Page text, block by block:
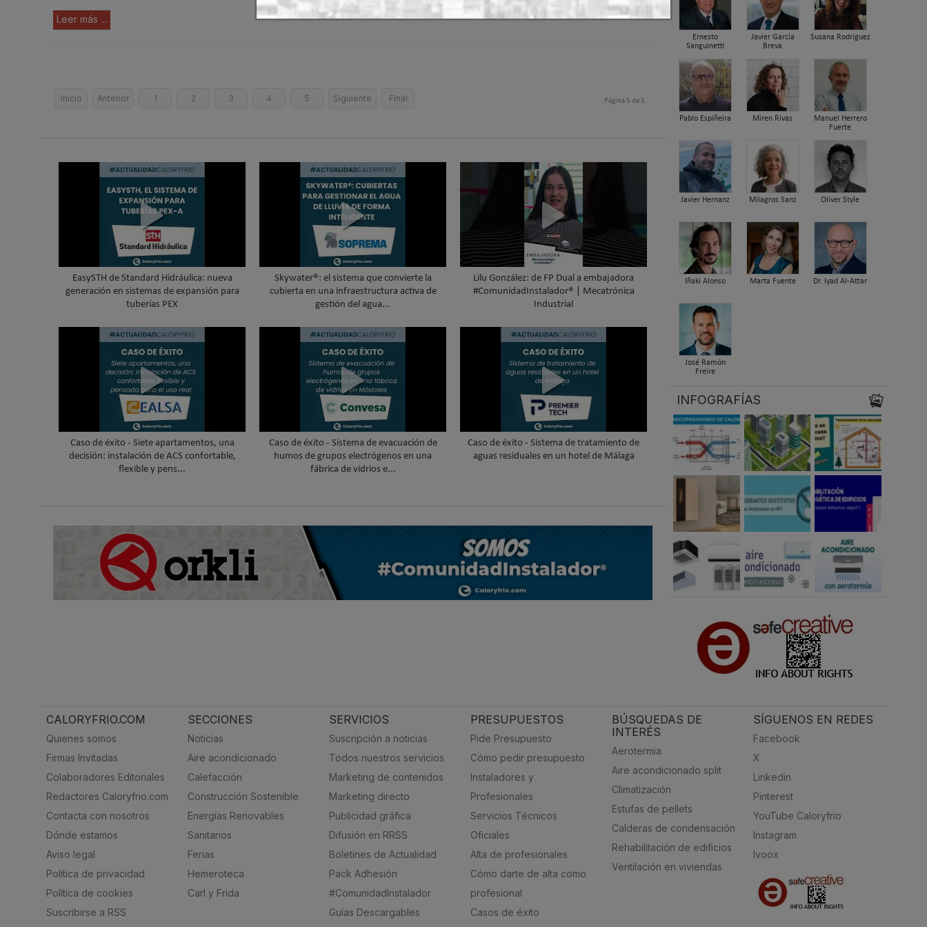
Leer más ...
Inicio Anterior 1 2 3 4 5 Siguiente Final Página 5 de 5
EasySTH de Standard Hidráulica: nueva
generación en sistemas de expansión para
tuberías PEX
Skywater®: el sistema que convierte la
cubierta en una infraestructura activa de
gestión del agua...
Lilu González: de FP Dual a embajadora
#ComunidadInstalador® | Mecatrónica
Industrial
Caso de éxito - Siete apartamentos, una
decisión: instalación de ACS confortable,
flexible y pens...
Caso de éxito - Sistema de evacuación de
humos de grupos electrógenos en una
fábrica de vidrios e...
Caso de éxito - Sistema de tratamiento de
aguas residuales en un hotel de Málaga
Ernesto
Sanguinetti
Javier García
Breva
Susana Rodriguez
Pablo Espiñeira Miren Rivas
Manuel Herrero
Fuerte
Javier Hernanz Milagros Sanz Oliver Style
Iñaki Alonso Marta Fuente Dr. Iyad Al-Attar
José Ramón
Freire
INFOGRAFÍAS
CALORYFRIO.COM
Quienes somos
Firmas Invitadas
Colaboradores Editoriales
Redactores Caloryfrio.com
Contacta con nosotros
Dónde estamos
Aviso legal
Política de privacidad
Política de cookies
Suscribirse a RSS
SECCIONES
Noticias
Aire acondicionado
Calefacción
Construcción Sostenible
Energías Renovables
Sanitarios
Ferias
Hemeroteca
Carl y Frida
SERVICIOS
Suscripción a noticias
Todos nuestros servicios
Marketing de contenidos
Marketing directo
Publicidad gráfica
Difusión en RRSS
Boletines de Actualidad
Pack Adhesión
#ComunidadInstalador
Guías Descargables
PRESUPUESTOS
Pide Presupuesto
Cómo pedir presupuesto
Instaladores y
Profesionales
Servicios Técnicos
Oficiales
Alta de profesionales
Cómo darte de alta como
profesional
Casos de éxito
BÚSQUEDAS DE
INTERÉS
Aerotermia
Aire acondicionado split
Climatización
Estufas de pellets
Calderas de condensación
Rehabilitación de edificios
Ventilación en viviendas
SÍGUENOS EN REDES
Facebook
X
Linkedin
Pinterest
YouTube Caloryfrio
Instagram
Ivoox